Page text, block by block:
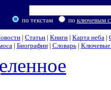
по текстам по ключевым
| Статьи | Книги | Карта неба |
| Биографии| Словарь| Ключевые